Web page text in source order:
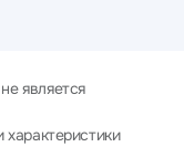
является